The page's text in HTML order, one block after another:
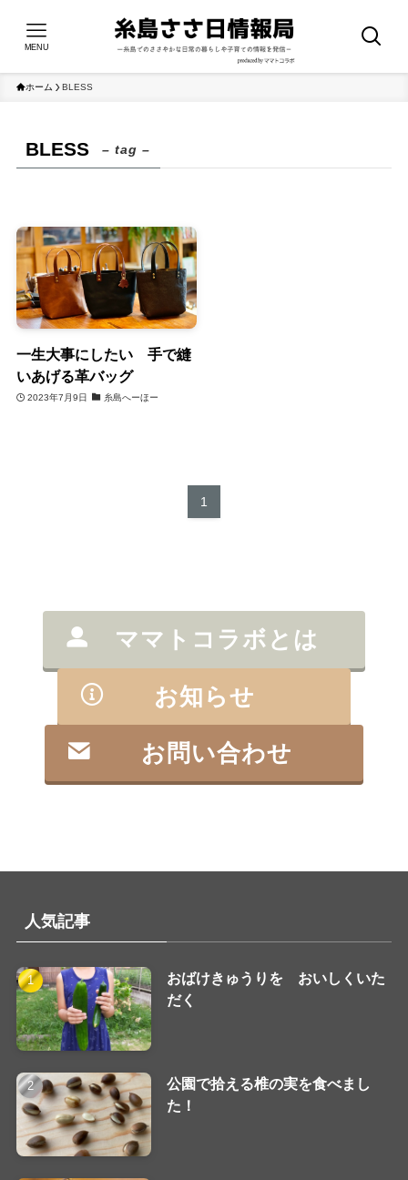
MENU
ホーム BLESS
BLESS – tag –
一生大事にしたい 手で縫
いあげる革バッグ
2023年7月9日 糸島へーほー
1
ママトコラボとは
お知らせ
お問い合わせ
人気記事
おばけきゅうりを おいしくいた
だく
公園で拾える椎の実を食べまし
た！